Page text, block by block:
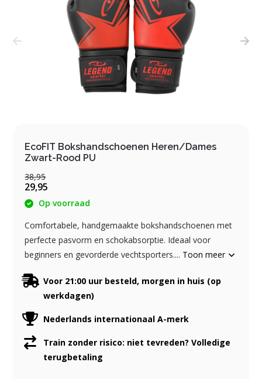
EcoFIT Bokshandschoenen Heren/Dames
Zwart-Rood PU
38,95
29,95
Op voorraad
Comfortabele, handgemaakte bokshandschoenen met
perfecte pasvorm en schokabsorptie. Ideaal voor
beginners en gevorderde vechtsporters.... Toon meer
Voor 21:00 uur besteld, morgen in huis (op
werkdagen)
Nederlands internationaal A-merk
Train zonder risico: niet tevreden? Volledige
terugbetaling